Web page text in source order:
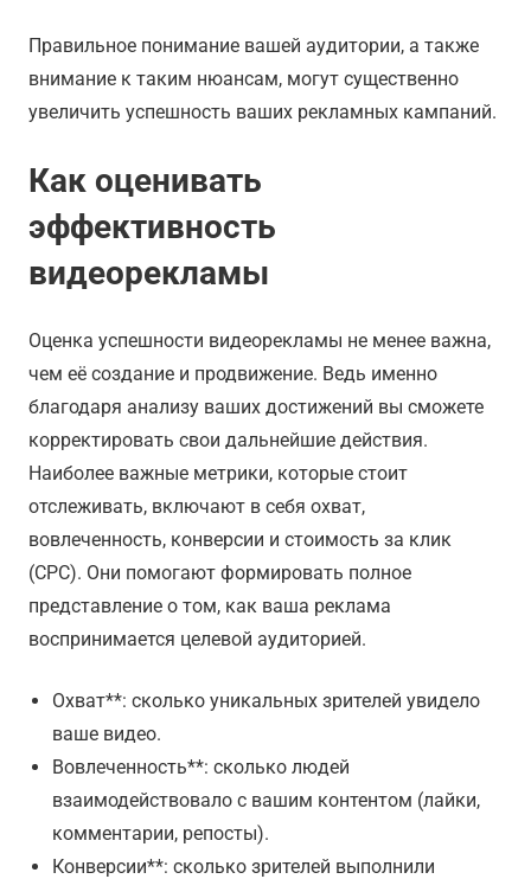
Правильное понимание вашей аудитории, а также
внимание к таким нюансам, могут существенно
увеличить успешность ваших рекламных кампаний.
Как оценивать
эффективность
видеорекламы
Оценка успешности видеорекламы не менее важна,
чем её создание и продвижение. Ведь именно
благодаря анализу ваших достижений вы сможете
корректировать свои дальнейшие действия.
Наиболее важные метрики, которые стоит
отслеживать, включают в себя охват,
вовлеченность, конверсии и стоимость за клик
(CPC). Они помогают формировать полное
представление о том, как ваша реклама
воспринимается целевой аудиторией.
Охват**: сколько уникальных зрителей увидело
ваше видео.
Вовлеченность**: сколько людей
взаимодействовало с вашим контентом (лайки,
комментарии, репосты).
Конверсии**: сколько зрителей выполнили